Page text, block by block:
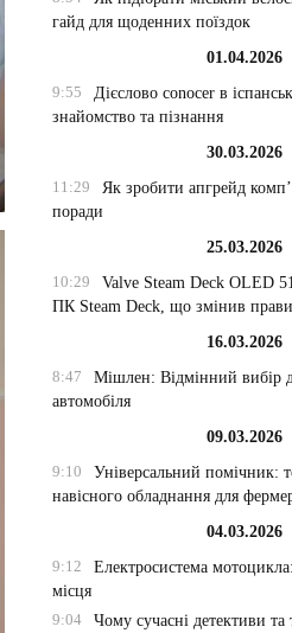
гайд для щоденних поїздок
01.04.2026
9:55
Дієслово conocer в
знайомство та пізнання
30.03.2026
11:29
Як зробити апгрейд
поради
25.03.2026
10:29
Valve Steam Deck OLED
ПК Steam Deck, що змінив
16.03.2026
8:47
Мішлен: Відмінний вибір
автомобіля
09.03.2026
9:10
Універсальний помічник:
навісного обладнання для
04.03.2026
9:12
Електросистема
місця
9:04
Чому сучасні детективи та